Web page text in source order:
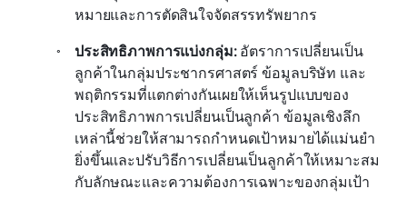
หมายและการตัดสินใจจัดสรรทรัพยากร
ประสิทธิภาพการแบ่งกลุ่ม: อัตราการเปลี่ยนเป็น
ลูกค้าในกลุ่มประชากรศาสตร์ ข้อมูลบริษัท และ
พฤติกรรมที่แตกต่างกันเผยให้เห็นรูปแบบของ
ประสิทธิภาพการเปลี่ยนเป็นลูกค้า ข้อมูลเชิงลึก
เหล่านี้ช่วยให้สามารถกำหนดเป้าหมายได้แม่นยำ
ยิ่งขึ้นและปรับวิธีการเปลี่ยนเป็นลูกค้าให้เหมาะสม
กับลักษณะและความต้องการเฉพาะของกลุ่มเป้า